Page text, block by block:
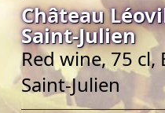
Château
Saint-Julien
Red wine, 75 cl,
Saint-Julien